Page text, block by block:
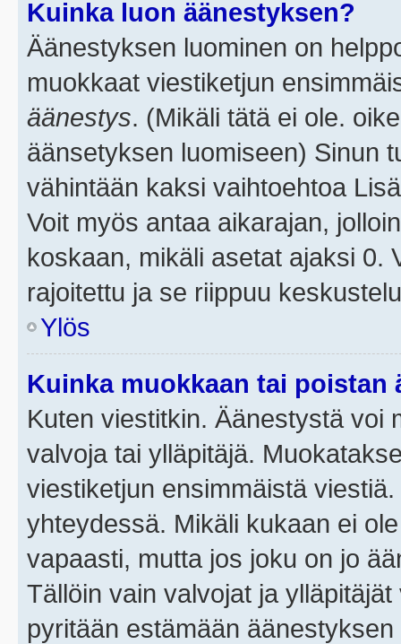
Kuinka luon äänestyksen?
Äänestyksen luominen on
muokkaat viestiketjun
äänestys. (Mikäli tätä ei ole.
äänsetyksen luomiseen) Sinun
vähintään kaksi vaihtoehtoa
Voit myös antaa aikarajan,
koskaan, mikäli asetat ajaksi 0.
rajoitettu ja se riippuu
Ylös
Kuinka muokkaan tai poistan
Kuten viestitkin. Äänestystä voi
valvoja tai ylläpitäjä.
viestiketjun ensimmäistä
yhteydessä. Mikäli kukaan ei
vapaasti, mutta jos joku on jo
Tällöin vain valvojat ja
pyritään estämään